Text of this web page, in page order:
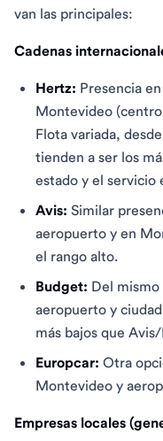
van las principales:
Cadenas
Hertz: Presencia
Montevideo
Flota variada,
tienden a ser los
estado y el servicio
Avis: Similar
aeropuerto y en
el rango alto.
Budget: Del
aeropuerto y
más bajos que
Europcar: Otra
Montevideo y
Empresas locales